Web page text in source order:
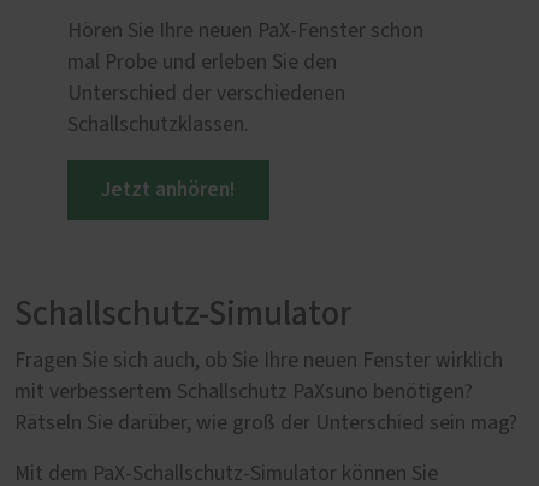
Hören Sie Ihre neuen PaX-Fenster schon
mal Probe und erleben Sie den
Unterschied der verschiedenen
Schallschutzklassen.
Jetzt anhören!
Schallschutz-Simulator
Fragen Sie sich auch, ob Sie Ihre neuen Fenster wirklich
mit verbessertem Schallschutz PaXsuno benötigen?
Rätseln Sie darüber, wie groß der Unterschied sein mag?
Mit dem PaX-Schallschutz-Simulator können Sie